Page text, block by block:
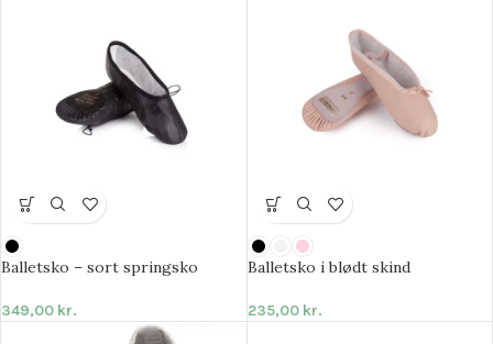
Balletsko – sort springsko
349,00 kr.
Balletsko i blødt skind
235,00 kr.